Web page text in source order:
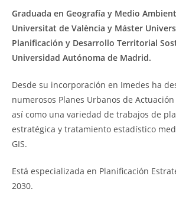
Graduada en Geografía y Medio
Universitat de València y Máster
Planificación y Desarrollo Territorial
Universidad Autónoma de Madrid.
Desde su incorporación en Imedes ha
numerosos Planes Urbanos de
así como una variedad de trabajos de
estratégica y tratamiento estadístico
GIS.
Está especializada en Planificación
2030.